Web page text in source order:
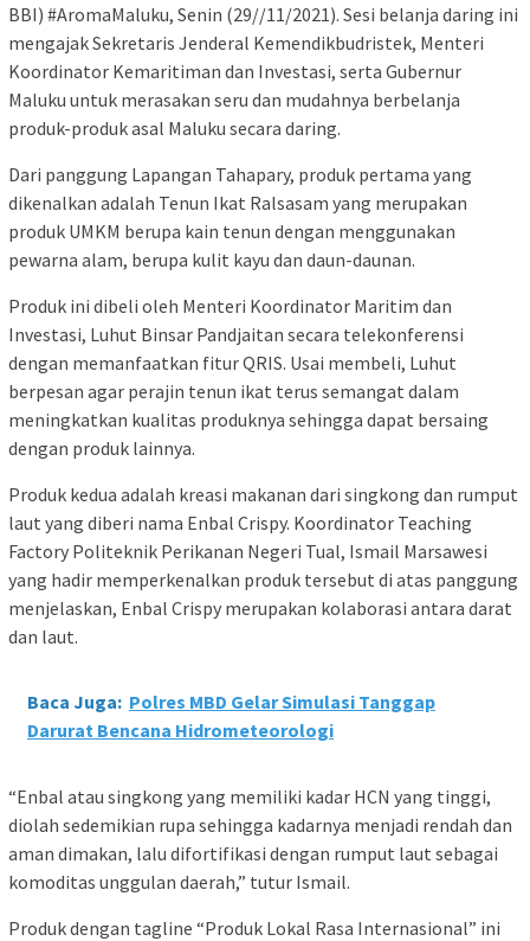
BBI) #AromaMaluku, Senin (29//11/2021). Sesi belanja daring ini
mengajak Sekretaris Jenderal Kemendikbudristek, Menteri
Koordinator Kemaritiman dan Investasi, serta Gubernur
Maluku untuk merasakan seru dan mudahnya berbelanja
produk-produk asal Maluku secara daring.
Dari panggung Lapangan Tahapary, produk pertama yang
dikenalkan adalah Tenun Ikat Ralsasam yang merupakan
produk UMKM berupa kain tenun dengan menggunakan
pewarna alam, berupa kulit kayu dan daun-daunan.
Produk ini dibeli oleh Menteri Koordinator Maritim dan
Investasi, Luhut Binsar Pandjaitan secara telekonferensi
dengan memanfaatkan fitur QRIS. Usai membeli, Luhut
berpesan agar perajin tenun ikat terus semangat dalam
meningkatkan kualitas produknya sehingga dapat bersaing
dengan produk lainnya.
Produk kedua adalah kreasi makanan dari singkong dan rumput
laut yang diberi nama Enbal Crispy. Koordinator Teaching
Factory Politeknik Perikanan Negeri Tual, Ismail Marsawesi
yang hadir memperkenalkan produk tersebut di atas panggung
menjelaskan, Enbal Crispy merupakan kolaborasi antara darat
dan laut.
Baca Juga: Polres MBD Gelar Simulasi Tanggap
Darurat Bencana Hidrometeorologi
“Enbal atau singkong yang memiliki kadar HCN yang tinggi,
diolah sedemikian rupa sehingga kadarnya menjadi rendah dan
aman dimakan, lalu difortifikasi dengan rumput laut sebagai
komoditas unggulan daerah,” tutur Ismail.
Produk dengan tagline “Produk Lokal Rasa Internasional” ini